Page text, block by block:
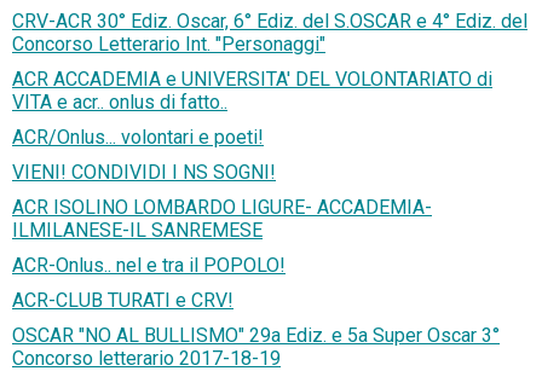
CRV-ACR 30° Ediz. Oscar, 6° Ediz. del S.OSCAR e 4° Ediz. del
Concorso Letterario Int. "Personaggi"
ACR ACCADEMIA e UNIVERSITA' DEL VOLONTARIATO di
VITA e acr.. onlus di fatto..
ACR/Onlus... volontari e poeti!
VIENI! CONDIVIDI I NS SOGNI!
ACR ISOLINO LOMBARDO LIGURE- ACCADEMIA-
ILMILANESE-IL SANREMESE
ACR-Onlus.. nel e tra il POPOLO!
ACR-CLUB TURATI e CRV!
OSCAR "NO AL BULLISMO" 29a Ediz. e 5a Super Oscar 3°
Concorso letterario 2017-18-19